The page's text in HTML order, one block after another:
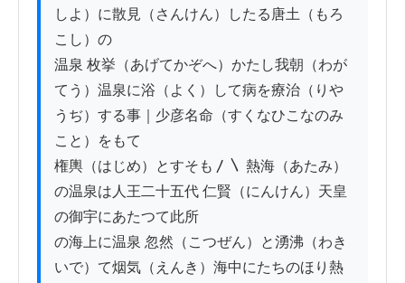
しよ）に散見（さんけん）したる唐土（もろ
こし）の
温泉 枚挙（あげてかぞへ）かたし我朝（わが
てう）温泉に浴（よく）して病を療治（りや
うぢ）する事｜少彦名命（すくなひこなのみ
こと）をもて
権輿（はじめ）とすそも〳〵 熱海（あたみ）
の温泉は人王二十五代 仁賢（にんけん）天皇
の御宇にあたつて此所
の海上に温泉 忽然（こつぜん）と湧沸（わき
いで）て烟気（えんき）海中にたちのほり熱